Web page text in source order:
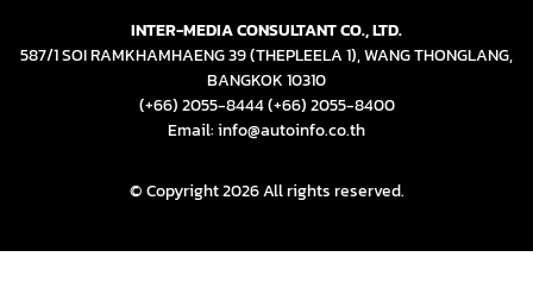
INTER-MEDIA CONSULTANT CO., LTD.
587/1 SOI RAMKHAMHAENG 39 (THEPLEELA 1), WANG THONGLANG,
BANGKOK 10310
(+66) 2055-8444(+66) 2055-8400
Email: info@autoinfo.co.th
© Copyright 2026 All rights reserved.